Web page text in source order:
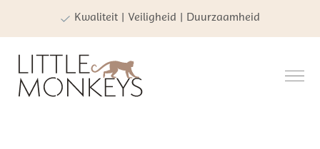
Kwaliteit | Veiligheid | Duurzaamheid